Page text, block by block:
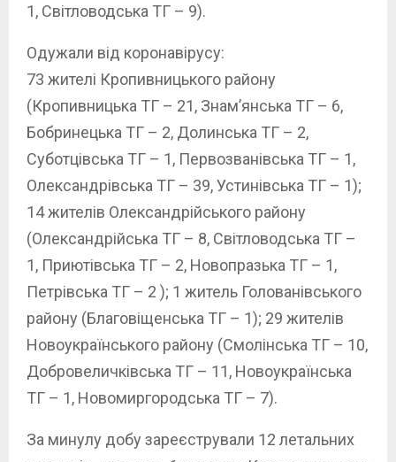
1, Світловодська ТГ – 9).
Одужали від коронавірусу:
73 жителі Кропивницького району
(Кропивницька ТГ – 21, Знам’янська ТГ – 6,
Бобринецька ТГ – 2, Долинська ТГ – 2,
Суботцівська ТГ – 1, Первозванівська ТГ – 1,
Олександрівська ТГ – 39, Устинівська ТГ – 1);
14 жителів Олександрійського району
(Олександрійська ТГ – 8, Світловодська ТГ –
1, Приютівська ТГ – 2, Новопразька ТГ – 1,
Петрівська ТГ – 2 ); 1 житель Голованівського
району (Благовіщенська ТГ – 1); 29 жителів
Новоукраїнського району (Смолінська ТГ – 10,
Добровеличківська ТГ – 11, Новоукраїнська
ТГ – 1, Новомиргородська ТГ – 7).
За минулу добу зареєстрували 12 летальних